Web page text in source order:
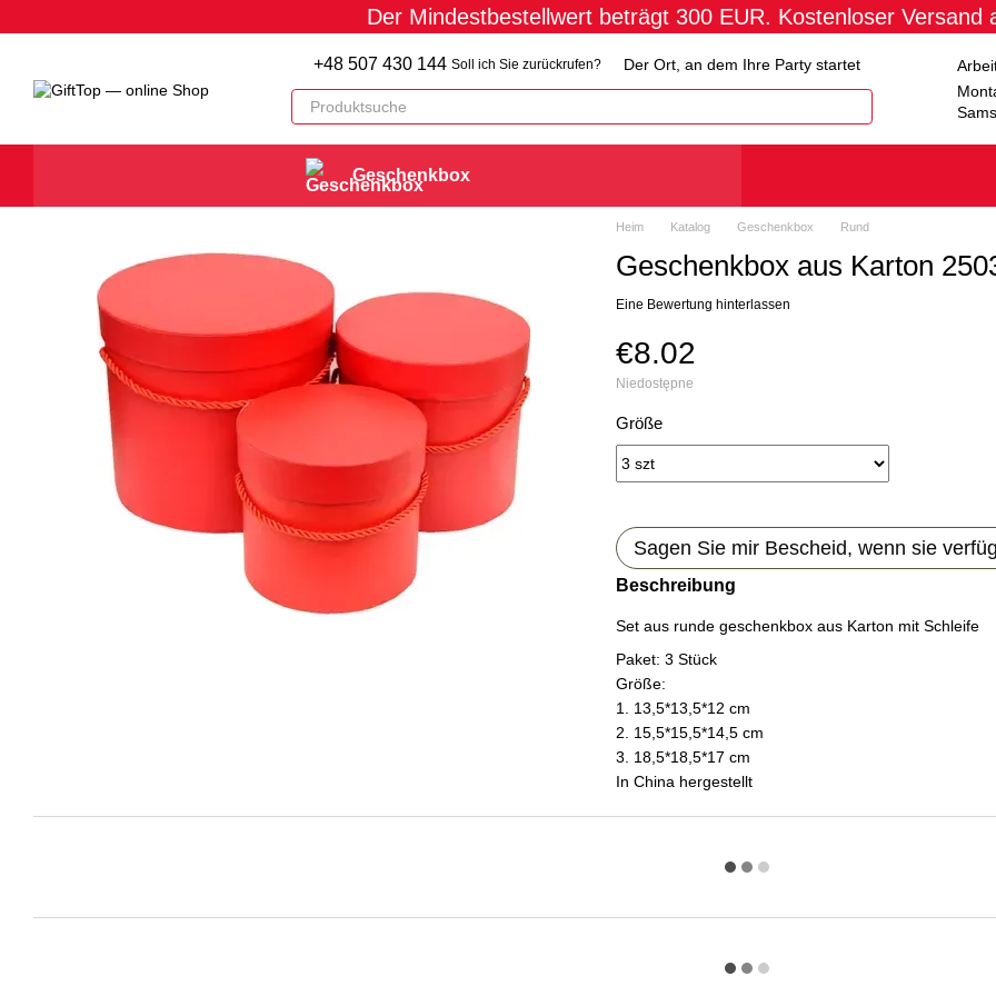
Der Mindestbestellwert beträgt 300 EUR. Kostenloser Versand
+48 507 430 144 Soll ich Sie zurückrufen? Der Ort, an dem Ihre Party startet
Geschenkbox
Heim Katalog Geschenkbox Rund
Geschenkbox aus Karton
Eine Bewertung hinterlassen
€8.02
Niedostępne
Größe
Sagen Sie mir Bescheid, wenn sie
Beschreibung
Set aus runde geschenkbox aus Karton mit Schleife
Paket: 3 Stück
Größe:
1. 13,5*13,5*12 cm
2. 15,5*15,5*14,5 cm
3. 18,5*18,5*17 cm
In China hergestellt